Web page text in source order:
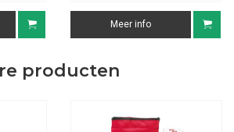
Meer info
producten